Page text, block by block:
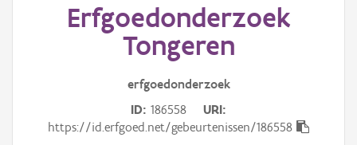
Aanduidingsobject
Gebeurtenis
Erfgoedonderzoek
Tongeren
erfgoedonderzoek
ID 186558
URI
https://id.erfgoed.net/gebeurtenissen/186558